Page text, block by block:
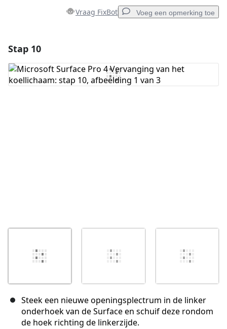
Vraag FixBot Voeg een opmerking toe
Voeg opmerking toe
Stap 10
Steek een nieuwe openingsplectrum in de linker
onderhoek van de Surface en schuif deze rondom
de hoek richting de linkerzijde.